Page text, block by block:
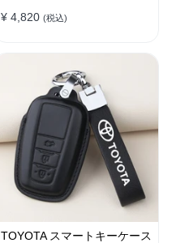
TPU
¥ 4,820 (税込)
TOYOTA スマートキーケース